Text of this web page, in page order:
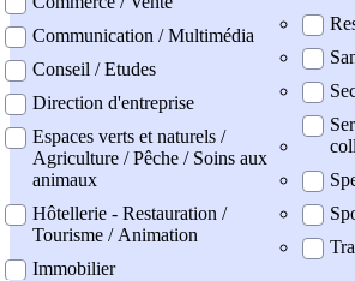
Communication / Multimédia
Conseil / Etudes
Direction d'entreprise
Espaces verts et naturels /
Agriculture / Pêche / Soins aux
animaux
Hôtellerie - Restauration /
Tourisme / Animation
Immobilier